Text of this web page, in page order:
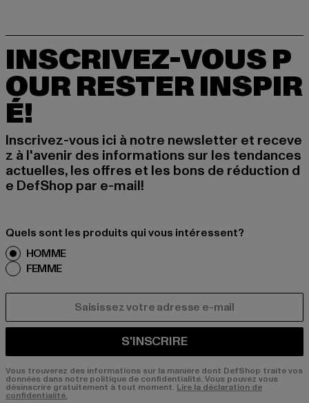
INSCRIVEZ-VOUS P
OUR RESTER INSPIR
É!
Inscrivez-vous ici à notre newsletter et receve
z à l'avenir des informations sur les tendances
actuelles, les offres et les bons de réduction d
e DefShop par e-mail!
Quels sont les produits qui vous intéressent?
HOMME
FEMME
S'INSCRIRE
Vous trouverez des informations sur la manière dont DefShop traite vos
données dans notre politique de confidentialité. Vous pouvez vous
désinscrire gratuitement à tout moment.Lire la déclaration de
confidentialité.